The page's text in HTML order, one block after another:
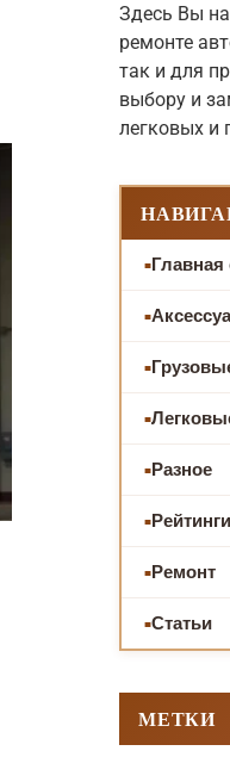
Здесь Вы
ремонте
так и для
выбору и
легковых и
Главная
Разное
Рейтинги
Ремонт
Статьи
МЕТКИ